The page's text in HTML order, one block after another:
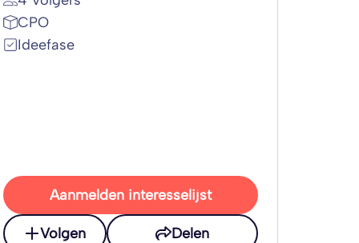
CPO
Ideefase
Aanmelden interesselijst
Volgen Delen